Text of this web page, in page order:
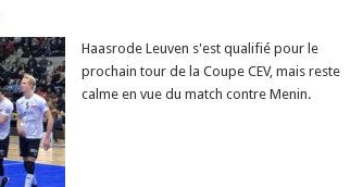
Haasrode Leuven s'est qualifié pour le
prochain tour de la Coupe CEV, mais reste
calme en vue du match contre Menin.